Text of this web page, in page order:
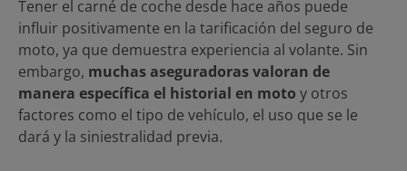
Tener el carné de coche desde hace años puede
influir positivamente en la tarificación del seguro de
moto, ya que demuestra experiencia al volante. Sin
embargo, muchas aseguradoras valoran de
manera específica el historial en moto y otros
factores como el tipo de vehículo, el uso que se le
dará y la siniestralidad previa.